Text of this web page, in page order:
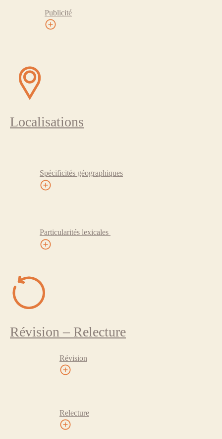
Publicité
Localisations
Spécificités géographiques
Particularités lexicales
Révision – Relecture
Révision
Relecture